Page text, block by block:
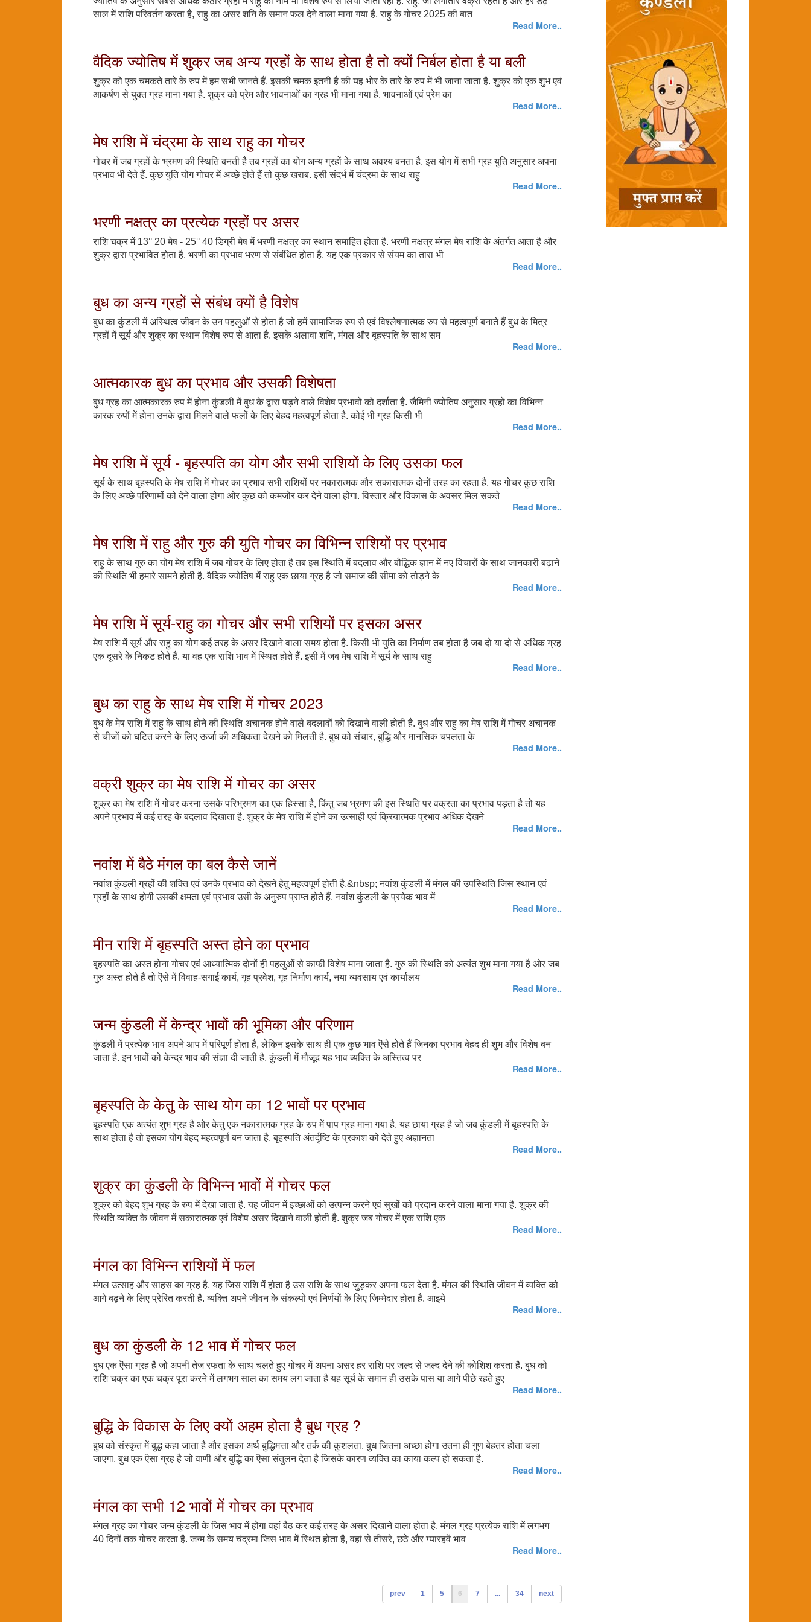
साल में राशि परिवर्तन करता है, राहु का असर शनि के समान फल देने वाला माना गया है. राहु के गोचर 2025 की बात
Read More..
वैदिक ज्योतिष में शुक्र जब अन्य ग्रहों के साथ होता है तो क्यों निर्बल होता है या बली
शुक्र को एक चमकते तारे के रुप में हम सभी जानते हैं. इसकी चमक इतनी है की यह भोर के तारे के रुप में भी जाना जाता है. शुक्र को एक शुभ एवं
आकर्षण से युक्त ग्रह माना गया है. शुक्र को प्रेम और भावनाओं का ग्रह भी माना गया है. भावनाओं एवं प्रेम का
Read More..
मेष राशि में चंद्रमा के साथ राहु का गोचर
गोचर में जब ग्रहों के भ्रमण की स्थिति बनती है तब ग्रहों का योग अन्य ग्रहों के साथ अवश्य बनता है. इस योग में सभी ग्रह युति अनुसार अपना
प्रभाव भी देते हैं. कुछ युति योग गोचर में अच्छे होते हैं तो कुछ खराब. इसी संदर्भ में चंद्रमा के साथ राहु
Read More..
भरणी नक्षत्र का प्रत्येक ग्रहों पर असर
राशि चक्र में 13° 20 मेष - 25° 40 डिग्री मेष में भरणी नक्षत्र का स्थान समाहित होता है. भरणी नक्षत्र मंगल मेष राशि के अंतर्गत आता है और
शुक्र द्वारा प्रभावित होता है. भरणी का प्रभाव भरण से संबंधित होता है. यह एक प्रकार से संयम का तारा भी
Read More..
बुध का अन्य ग्रहों से संबंध क्यों है विशेष
बुध का कुंडली में अस्थित्व जीवन के उन पहलुओं से होता है जो हमें सामाजिक रुप से एवं विश्लेषणात्मक रुप से महत्वपूर्ण बनाते हैं बुध के मित्र
ग्रहों में सूर्य और शुक्र का स्थान विशेष रुप से आता है. इसके अलावा शनि, मंगल और बृहस्पति के साथ सम
Read More..
आत्मकारक बुध का प्रभाव और उसकी विशेषता
बुध ग्रह का आत्मकारक रुप में होना कुंडली में बुध के द्वारा पड़ने वाले विशेष प्रभावों को दर्शाता है. जैमिनी ज्योतिष अनुसार ग्रहों का विभिन्न
कारक रुपों में होना उनके द्वारा मिलने वाले फलों के लिए बेहद महत्वपूर्ण होता है. कोई भी ग्रह किसी भी
Read More..
मेष राशि में सूर्य - बृहस्पति का योग और सभी राशियों के लिए उसका फल
सूर्य के साथ बृहस्पति के मेष राशि में गोचर का प्रभाव सभी राशियों पर नकारात्मक और सकारात्मक दोनों तरह का रहता है. यह गोचर कुछ राशि
के लिए अच्छे परिणामों को देने वाला होगा ओर कुछ को कमजोर कर देने वाला होगा. विस्तार और विकास के अवसर मिल सकते
Read More..
मेष राशि में राहु और गुरु की युति गोचर का विभिन्न राशियों पर प्रभाव
राहु के साथ गुरु का योग मेष राशि में जब गोचर के लिए होता है तब इस स्थिति में बदलाव और बौद्धिक ज्ञान में नए विचारों के साथ जानकारी बढ़ाने
की स्थिति भी हमारे सामने होती है. वैदिक ज्योतिष में राहु एक छाया ग्रह है जो समाज की सीमा को तोड़ने के
Read More..
मेष राशि में सूर्य-राहु का गोचर और सभी राशियों पर इसका असर
मेष राशि में सूर्य और राहु का योग कई तरह के असर दिखाने वाला समय होता है. किसी भी युति का निर्माण तब होता है जब दो या दो से अधिक ग्रह
एक दूसरे के निकट होते हैं. या वह एक राशि भाव में स्थित होते हैं. इसी में जब मेष राशि में सूर्य के साथ राहु
Read More..
बुध का राहु के साथ मेष राशि में गोचर 2023
बुध के मेष राशि में राहु के साथ होने की स्थिति अचानक होने वाले बदलावों को दिखाने वाली होती है. बुध और राहु का मेष राशि में गोचर अचानक
से चीजों को घटित करने के लिए ऊर्जा की अधिकता देखने को मिलती है. बुध को संचार, बुद्धि और मानसिक चपलता के
Read More..
वक्री शुक्र का मेष राशि में गोचर का असर
शुक्र का मेष राशि में गोचर करना उसके परिभ्रमण का एक हिस्सा है, किंतु जब भ्रमण की इस स्थिति पर वक्रता का प्रभाव पड़ता है तो यह
अपने प्रभाव में कई तरह के बदलाव दिखाता है. शुक्र के मेष राशि में होने का उत्साही एवं क्रियात्मक प्रभाव अधिक देखने
Read More..
नवांश में बैठे मंगल का बल कैसे जानें
नवांश कुंडली ग्रहों की शक्ति एवं उनके प्रभाव को देखने हेतु महत्वपूर्ण होती है.&nbsp; नवांश कुंडली में मंगल की उपस्थिति जिस स्थान एवं
ग्रहों के साथ होगी उसकी क्षमता एवं प्रभाव उसी के अनुरुप प्राप्त होते हैं. नवांश कुंडली के प्रयेक भाव में
Read More..
मीन राशि में बृहस्पति अस्त होने का प्रभाव
बृहस्पति का अस्त होना गोचर एवं आध्यात्मिक दोनों ही पहलुओं से काफी विशेष माना जाता है. गुरु की स्थिति को अत्यंत शुभ माना गया है ओर जब
गुरु अस्त होते हैं तो ऎसे में विवाह-सगाई कार्य, गृह प्रवेश, गृह निर्माण कार्य, नया व्यवसाय एवं कार्यालय
Read More..
जन्म कुंडली में केन्द्र भावों की भूमिका और परिणाम
कुंडली में प्रत्येक भाव अपने आप में परिपूर्ण होता है, लेकिन इसके साथ ही एक कुछ भाव ऎसे होते हैं जिनका प्रभाव बेहद ही शुभ और विशेष बन
जाता है. इन भावों को केन्द्र भाव की संज्ञा दी जाती है. कुंडली में मौजूद यह भाव व्यक्ति के अस्तित्व पर
Read More..
बृहस्पति के केतु के साथ योग का 12 भावों पर प्रभाव
बृहस्पति एक अत्यंत शुभ ग्रह है ओर केतु एक नकारात्मक ग्रह के रुप में पाप ग्रह माना गया है. यह छाया ग्रह है जो जब कुंडली में बृहस्पति के
साथ होता है तो इसका योग बेहद महत्वपूर्ण बन जाता है. बृहस्पति अंतर्दृष्टि के प्रकाश को देते हुए अज्ञानता
Read More..
शुक्र का कुंडली के विभिन्न भावों में गोचर फल
शुक्र को बेहद शुभ ग्रह के रुप में देखा जाता है. यह जीवन में इच्छाओं को उत्पन्न करने एवं सुखों को प्रदान करने वाला माना गया है. शुक्र की
स्थिति व्यक्ति के जीवन में सकारात्मक एवं विशेष असर दिखाने वाली होती है. शुक्र जब गोचर में एक राशि एक
Read More..
मंगल का विभिन्न राशियों में फल
मंगल उत्साह और साहस का ग्रह है. यह जिस राशि में होता है उस राशि के साथ जुड़कर अपना फल देता है. मंगल की स्थिति जीवन में व्यक्ति को
आगे बढ़ने के लिए प्रेरित करती है. व्यक्ति अपने जीवन के संकल्पों एवं निर्णयों के लिए जिम्मेदार होता है. आइये
Read More..
बुध का कुंडली के 12 भाव में गोचर फल
बुध एक ऎसा ग्रह है जो अपनी तेज रफता के साथ चलते हुए गोचर में अपना असर हर राशि पर जल्द से जल्द देने की कोशिश करता है. बुध को
राशि चक्र का एक चक्र पूरा करने में लगभग साल का समय लग जाता है यह सूर्य के समान ही उसके पास या आगे पीछे रहते हुए
Read More..
बुद्धि के विकास के लिए क्यों अहम होता है बुध ग्रह ?
बुध को संस्कृत में बुद्ध कहा जाता है और इसका अर्थ बुद्धिमत्ता और तर्क की कुशलता. बुध जितना अच्छा होगा उतना ही गुण बेहतर होता चला
जाएगा. बुध एक ऎसा ग्रह है जो वाणी और बुद्धि का ऎसा संतुलन देता है जिसके कारण व्यक्ति का काया कल्प हो सकता है.
Read More..
मंगल का सभी 12 भावों में गोचर का प्रभाव
मंगल ग्रह का गोचर जन्म कुंडली के जिस भाव में होगा वहां बैठ कर कई तरह के असर दिखाने वाला होता है. मंगल ग्रह प्रत्येक राशि में लगभग
40 दिनों तक गोचर करता है. जन्म के समय चंद्रमा जिस भाव में स्थित होता है, वहां से तीसरे, छठे और ग्यारहवें भाव
Read More..
prev 1 5 6 7 ... 34 next